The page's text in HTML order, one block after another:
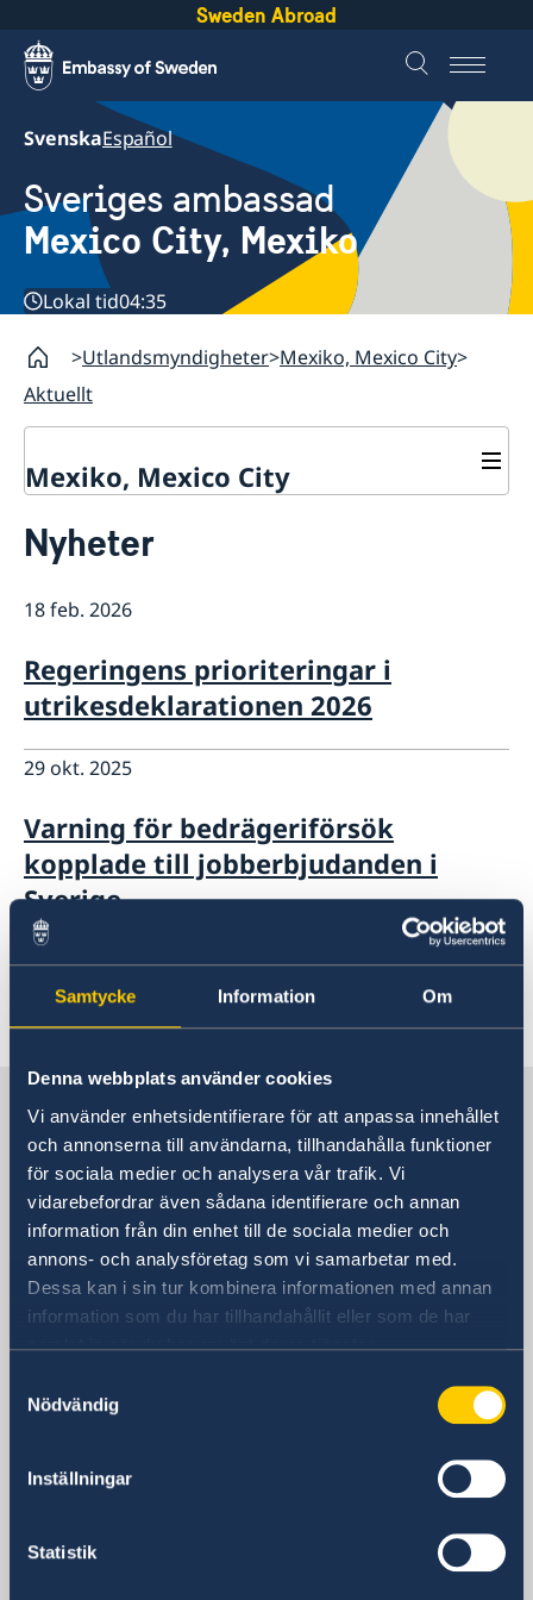
Samtycke Information Om
Denna webbplats använder cookies
Vi använder enhetsidentifierare för att anpassa innehållet
och annonserna till användarna, tillhandahålla funktioner
för sociala medier och analysera vår trafik. Vi
vidarebefordrar även sådana identifierare och annan
information från din enhet till de sociala medier och
annons- och analysföretag som vi samarbetar med.
Dessa kan i sin tur kombinera informationen med annan
information som du har tillhandahållit eller som de har
samlat in när du har använt deras tjänster.
Nödvändig
Inställningar
Statistik
Sweden Abroad
SvenskaEspañol
Sveriges ambassad
Mexico City, Mexiko
Lokal tid04:35
Utlandsmyndigheter Mexiko, Mexico City
Aktuellt
Mexiko, Mexico City
Kontakt
Personal
Så stöttar vi svenska företag
Svenska företag i Mexico
Så kan du få stöd
Personuppgiftsbehandling på Svenska Ambassaden i
Nyheter
18 feb. 2026
Regeringens prioriteringar i
utrikesdeklarationen 2026
29 okt. 2025
Varning för bedrägeriförsök
kopplade till jobberbjudanden i
Sverige
29 apr. 2024
Ambassaden lanserar egen podcast!
Sverige i Mexiko, Mexico City
Sveriges ambassad
Besöksadress
Paseo de las Palmas 1225
Col. Lomas de Chapultepec
Postadress
Embajada de Suecia
Col. Lomas de Chapultepec
México
E-postadress